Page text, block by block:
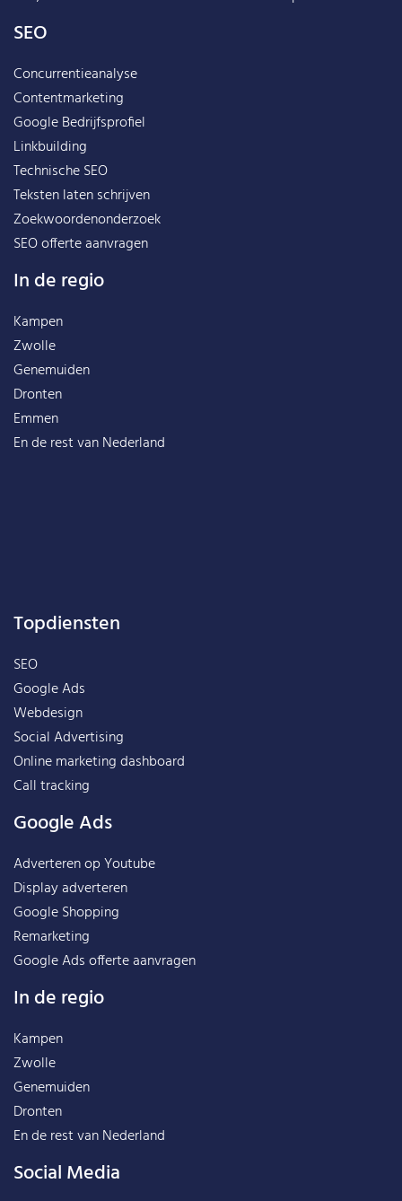
SEO
Concurrentieanalyse
Contentmarketing
Google Bedrijfsprofiel
Linkbuilding
Technische SEO
Teksten laten schrijven
Zoekwoordenonderzoek
SEO offerte aanvragen
In de regio
Kampen
Zwolle
Genemuiden
Dronten
Emmen
En de rest vanNederland
Topdiensten
SEO
Google Ads
Webdesign
Social Advertising
Online marketing dashboard
Call tracking
Google Ads
Adverteren op Youtube
Display adverteren
Google Shopping
Remarketing
Google Ads offerte aanvragen
In de regio
Kampen
Zwolle
Genemuiden
Dronten
En de rest vanNederland
Social Media